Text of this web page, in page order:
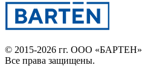
© 2015-2026 гг. ООО «БАРТЕН»
Все права защищены.